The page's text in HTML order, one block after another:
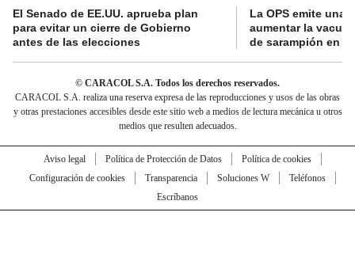
El Senado de EE.UU. aprueba plan
para evitar un cierre de Gobierno
antes de las elecciones
La OPS emite una
aumentar la
de sarampión en
© CARACOL S.A. Todos los derechos reservados.
CARACOL S.A. realiza una reserva expresa de las reproducciones y usos de las obras
y otras prestaciones accesibles desde este sitio web a medios de lectura mecánica u otros
medios que resulten adecuados.
Aviso legal Política de Protección de Datos
Política de cookies
Configuración de cookies
Transparencia Soluciones W
Teléfonos
Escríbanos